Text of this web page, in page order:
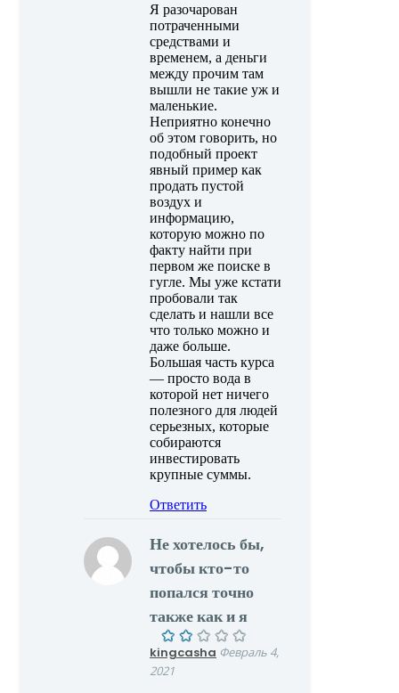
Я разочарован
потраченными
средствами и
временем, а деньги
между прочим там
вышли не такие уж и
маленькие.
Неприятно конечно
об этом говорить, но
подобный проект
явный пример как
продать пустой
воздух и
информацию,
которую можно по
факту найти при
первом же поиске в
гугле. Мы уже кстати
пробовали так
сделать и нашли все
что только можно и
даже больше.
Большая часть курса
— просто вода в
которой нет ничего
полезного для людей
серьезных, которые
собираются
инвестировать
крупные суммы.
Ответить
Не хотелось бы,
чтобы кто-то
попался точно
также как и я
kingcasha Февраль 4,
2021